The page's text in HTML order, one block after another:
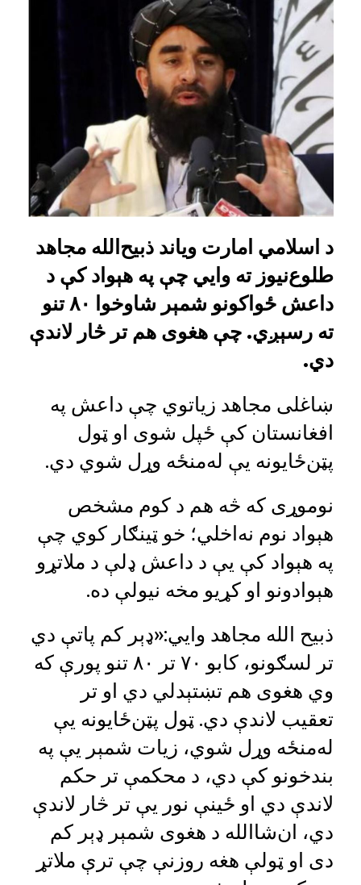
د اسلامي امارت ویاند ذبیح‌الله مجاهد
طلوع‌نیوز ته وايي چې په هېواد کې د
داعش ځواکونو شمېر شاوخوا ۸۰ تنو
ته رسېږي. چې هغوی هم تر څار لاندې
دي.
ښاغلی مجاهد زیاتوي چې داعش په
افغانستان کې ځپل شوی او ټول
پټن‌ځایونه یې له‌منځه وړل شوي دي.
نوموړی که څه هم د کوم مشخص
هېواد نوم نه‌اخلي؛ خو ټینګار کوي چې
په هېواد کې یې د داعش ډلې د ملاتړو
هېوادونو او کړیو مخه نیولې ده.
ذبیح الله مجاهد وايي:«ډېر کم پاتې دي
تر لسګونو، کابو ۷۰ تر ۸۰ تنو پورې که
وي هغوی هم تښتېدلي دي او تر
تعقیب لاندې دي. ټول پټن‌ځایونه یې
له‌منځه وړل شوي، زیات شمېر یې په
بندخونو کې دي، د محکمې تر حکم
لاندې دي او ځينې نور یې تر څار لاندې
دي، ان‌شاالله د هغوی شمېر ډېر کم
دی او ټولې هغه روزنې چې ترې ملاتړ